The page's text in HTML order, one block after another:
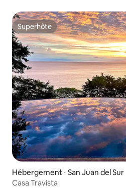
Superhôte
Superhôte
Hébergement ⋅ San Juan del Sur
Casa Travista